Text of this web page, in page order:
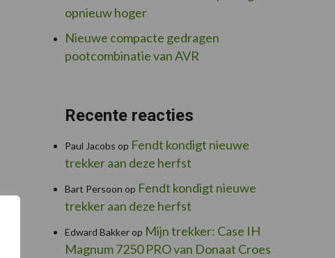
opnieuw hoger
Nieuwe compacte gedragen
pootcombinatie van AVR
Recente reacties
Paul Jacobs op Fendt kondigt nieuwe
trekker aan deze herfst
Bart Persoon op Fendt kondigt nieuwe
trekker aan deze herfst
Edward Bakkerop Mijn trekker: Case IH
Magnum 7250 PRO van Donaat Croes